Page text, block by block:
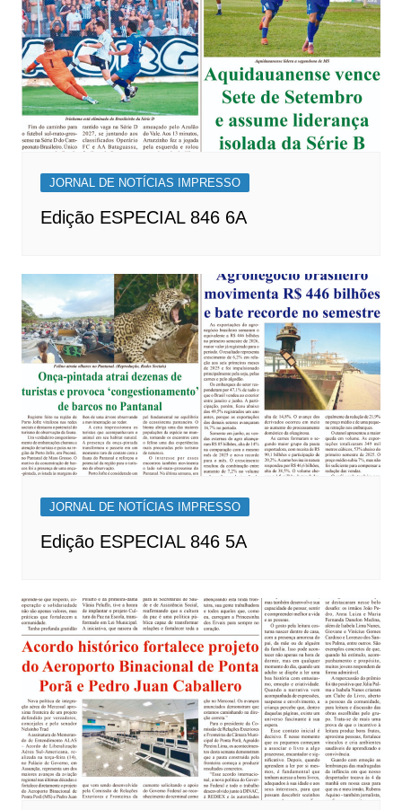
JORNAL DE NOTÍCIAS IMPRESSO
Edição ESPECIAL 846 6A
JORNAL DE NOTÍCIAS IMPRESSO
Edição ESPECIAL 846 5A